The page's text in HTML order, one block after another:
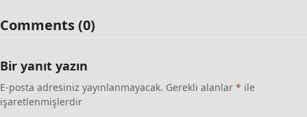
Comments (0)
Bir yanıt yazın
E-posta adresiniz yayınlanmayacak. Gerekli alanlar * ile
işaretlenmişlerdir